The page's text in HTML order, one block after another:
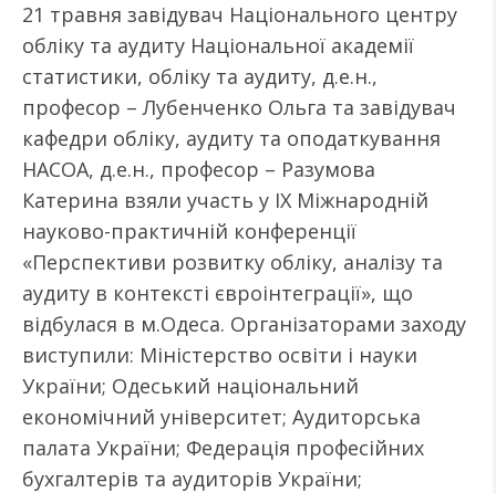
21 травня завідувач Національного центру
обліку та аудиту Національної академії
статистики, обліку та аудиту, д.е.н.,
професор – Лубенченко Ольга та завідувач
кафедри обліку, аудиту та оподаткування
НАСОА, д.е.н., професор – Разумова
Катерина взяли участь у ІX Міжнародній
науково-практичній конференції
«Перспективи розвитку обліку, аналізу та
аудиту в контексті євроінтеграції», що
відбулася в м.Одеса. Організаторами заходу
виступили: Міністерство освіти і науки
України; Одеський національний
економічний університет; Аудиторська
палата України; Федерація професійних
бухгалтерів та аудиторів України;